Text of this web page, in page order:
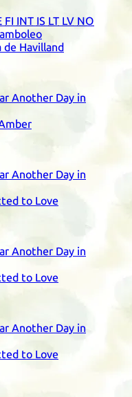
FI INT IS LT LV NO
de Havilland
Another Day in
Another Day in
to Love
Another Day in
to Love
Another Day in
to Love